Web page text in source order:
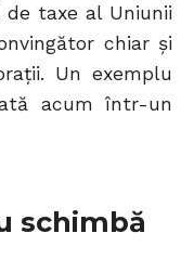
taxe al Uniunii
chiar și
Un exemplu
acum într-un
schimbă